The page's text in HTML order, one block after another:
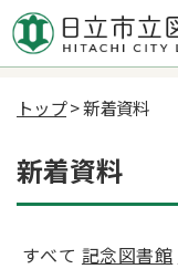
トップ> 新着資料
新着資料
すべて 記念図書館